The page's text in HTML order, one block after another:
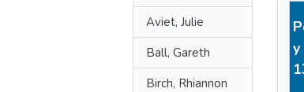
Aviet, Julie
Ball, Gareth
Birch, Rhiannon
y